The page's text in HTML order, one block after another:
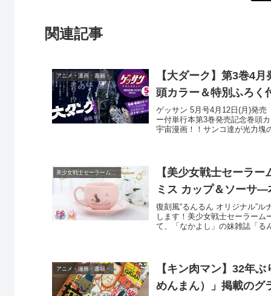
関連記事
アニメ・漫画・書籍・
【大ダーク】第3巻4
頭カラー＆特別ふろく
ゲッサン 5月号4月12日(月)発
ー付単行本第3巻発売記念巻頭
宇宙漫画！！サンコ達が光力塊
美少女戦士セーラームーン・
【美少女戦士セーラ
ミス カップ＆ソーサ―
復刻風“るんるん オリジナル”
します！美少女戦士セーラー
て、「なかよし」の妹雑誌「る
アニメ・漫画・書籍・
【キン肉マン】32年
めんまん）」掲載のグ